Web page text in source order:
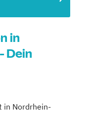
in
Dein
in Nordrhein-